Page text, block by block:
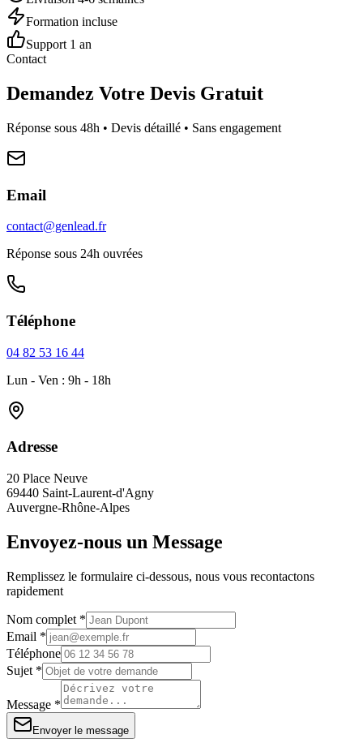
Formation incluse
Support 1 an
Contact
Demandez Votre Devis Gratuit
Réponse sous 48h • Devis détaillé • Sans engagement
Email
contact@genlead.fr
Réponse sous 24h ouvrées
Téléphone
04 82 53 16 44
Lun - Ven : 9h - 18h
Adresse
20 Place Neuve
69440 Saint-Laurent-d'Agny
Auvergne-Rhône-Alpes
Envoyez-nous un Message
Remplissez le formulaire ci-dessous, nous vous recontactons
rapidement
Nom complet *
Email *
Téléphone
Sujet *
Message *
Envoyer le message